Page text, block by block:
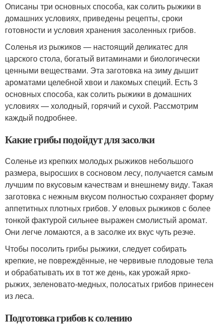
Описаны три основных способа, как солить рыжики в
домашних условиях, приведены рецепты, сроки
готовности и условия хранения засоленных грибов.
Соленья из рыжиков — настоящий деликатес для
царского стола, богатый витаминами и биологически
ценными веществами. Эта заготовка на зиму дышит
ароматами целебной хвои и лакомых специй. Есть 3
основных способа, как солить рыжики в домашних
условиях — холодный, горячий и сухой. Рассмотрим
каждый подробнее.
Какие грибы подойдут для засолки
Соленье из крепких молодых рыжиков небольшого
размера, выросших в сосновом лесу, получается самым
лучшим по вкусовым качествам и внешнему виду. Такая
заготовка с нежным вкусом полностью сохраняет форму
аппетитных плотных грибов. У еловых рыжиков с более
тонкой фактурой сильнее выражен смолистый аромат.
Они легче ломаются, а в засолке их вкус чуть резче.
Чтобы посолить грибы рыжики, следует собирать
крепкие, не повреждённые, не червивые плодовые тела
и обрабатывать их в тот же день, как урожай ярко-
рыжих, зеленовато-медных, полосатых грибов принесен
из леса.
Подготовка грибов к солению